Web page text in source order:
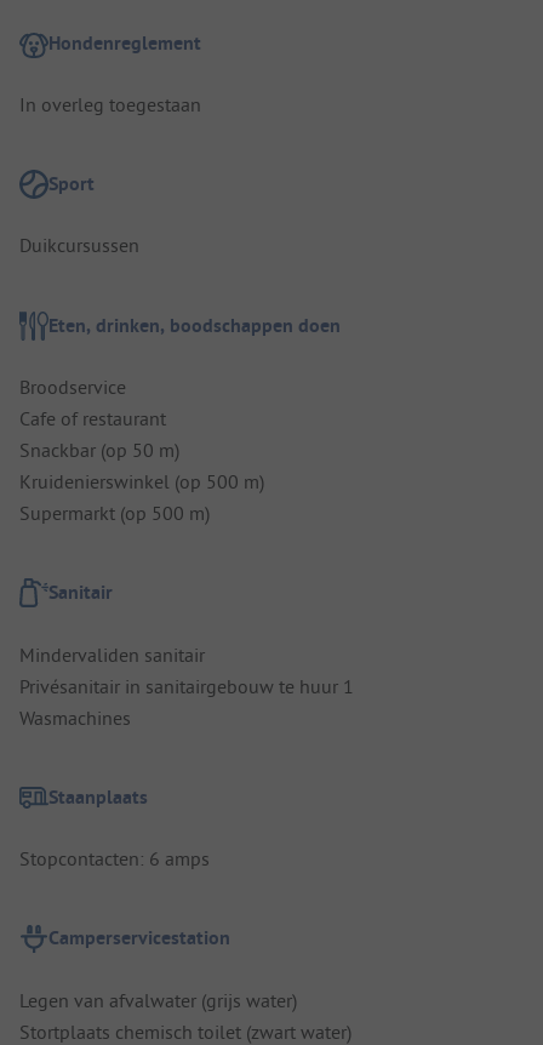
Hondenreglement
In overleg toegestaan
Sport
Duikcursussen
Eten, drinken, boodschappen doen
Broodservice
Cafe of restaurant
Snackbar (op 50 m)
Kruidenierswinkel (op 500 m)
Supermarkt (op 500 m)
Sanitair
Mindervaliden sanitair
Privésanitair in sanitairgebouw te huur 1
Wasmachines
Staanplaats
Stopcontacten: 6 amps
Camperservicestation
Legen van afvalwater (grijs water)
Stortplaats chemisch toilet (zwart water)